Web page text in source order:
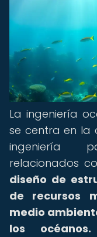
La ingeniería
se centra en la
ingeniería
relacionados
diseño de
de recursos
medio
los océanos.